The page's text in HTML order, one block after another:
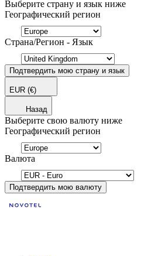
Выберите страну и язык ниже
Географический регион
Страна/Регион - Язык
Подтвердить мою страну и язык
EUR (€)
Назад
Выберите свою валюту ниже
Географический регион
Валюта
Подтвердить мою валюту